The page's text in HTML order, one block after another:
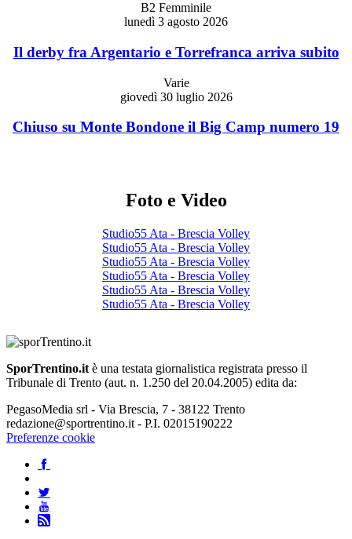
B2 Femminile
lunedì 3 agosto 2026
Il derby fra Argentario e Torrefranca arriva subito
Varie
giovedì 30 luglio 2026
Chiuso su Monte Bondone il Big Camp numero 19
Foto e Video
Studio55 Ata - Brescia Volley
Studio55 Ata - Brescia Volley
Studio55 Ata - Brescia Volley
Studio55 Ata - Brescia Volley
Studio55 Ata - Brescia Volley
Studio55 Ata - Brescia Volley
SporTrentino.it è una testata giornalistica registrata presso il
Tribunale di Trento (aut. n. 1.250 del 20.04.2005) edita da:
PegasoMedia srl - Via Brescia, 7 - 38122 Trento
redazione@sportrentino.it - P.I. 02015190222
Preferenze cookie